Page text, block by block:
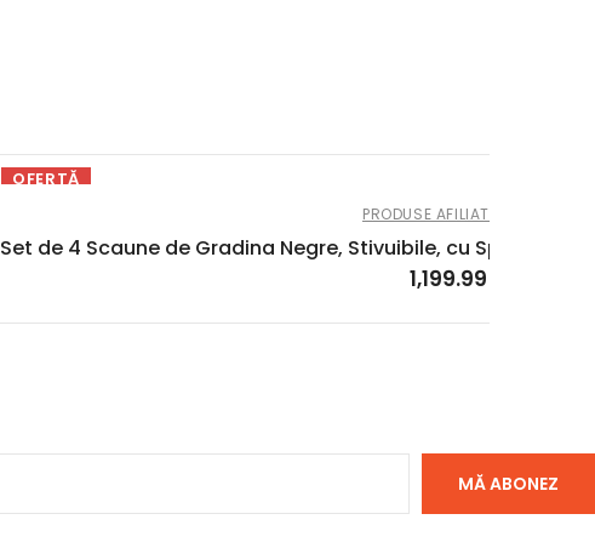
OFERTĂ
PRODUSE AFILIATE
Set de 4 Scaune de Gradina Negre, Stivuibile, cu Spatar
1,199.99
MĂ ABONEZ